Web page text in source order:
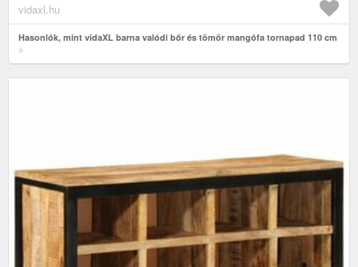
vidaxl.hu
Hasonlók, mint vidaXL barna valódi bőr és tömör mangófa tornapad 110 cm